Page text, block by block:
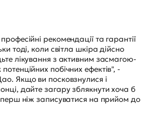
рекомендації та гарантії
тоді, коли світла шкіра дійсно
лікування з активним засмагою-
побічних ефектів", -
Якщо ви посковзнулися і
дайте загару зблякнути хоча б
перш ніж записуватися на прийом до